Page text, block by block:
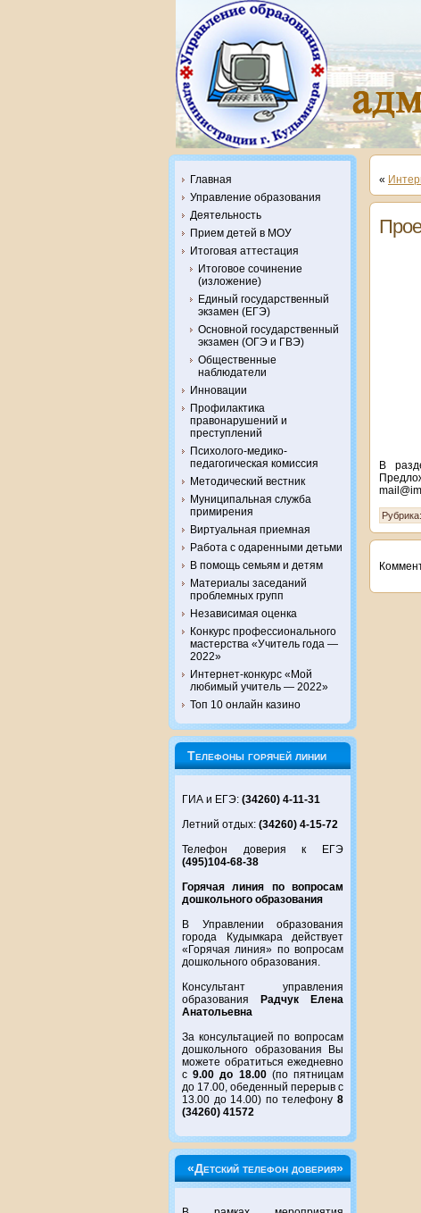
Главная
Управление образования
Деятельность
Прием детей в МОУ
Итоговая аттестация
Итоговое сочинение
(изложение)
Единый государственный
экзамен (ЕГЭ)
Основной государственный
экзамен (ОГЭ и ГВЭ)
Общественные
наблюдатели
Инновации
Профилактика
правонарушений и
преступлений
Психолого-медико-
педагогическая комиссия
Методический вестник
Муниципальная служба
примирения
Виртуальная приемная
Работа с одаренными детьми
В помощь семьям и детям
Материалы заседаний
проблемных групп
Независимая оценка
Конкурс профессионального
мастерства «Учитель года —
2022»
Интернет-конкурс «Мой
любимый учитель — 2022»
Топ 10 онлайн казино
Телефоны горячей линии
ГИА и ЕГЭ: (34260) 4-11-31
Летний отдых: (34260) 4-15-72
Телефон доверия к ЕГЭ
(495)104-68-38
Горячая линия по вопросам
дошкольного образования
В Управлении образования
города Кудымкара действует
«Горячая линия» по вопросам
дошкольного образования.
Консультант управления
образования
Радчук Елена
Анатольевна
За консультацией по вопросам
дошкольного образования Вы
можете обратиться ежедневно
с9.00 до 18.00(по пятницам
до 17.00, обеденный перерыв с
13.00 до 14.00) по телефону 8
(34260) 41572
«Детский телефон доверия»
«
В
Рубрика: